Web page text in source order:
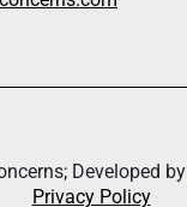
Developed by
Privacy Policy